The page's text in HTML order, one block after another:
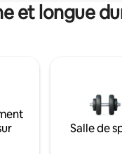
et longue
Salle de